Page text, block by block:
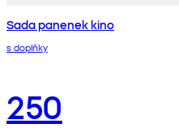
Sada panenek kino
s doplňky
250